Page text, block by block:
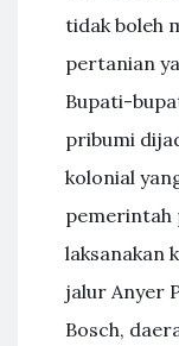
tidak boleh
pertanian
Bupati-
pribumi
kolonial
pemerintah
laksanakan
jalur Anyer
Bosch,